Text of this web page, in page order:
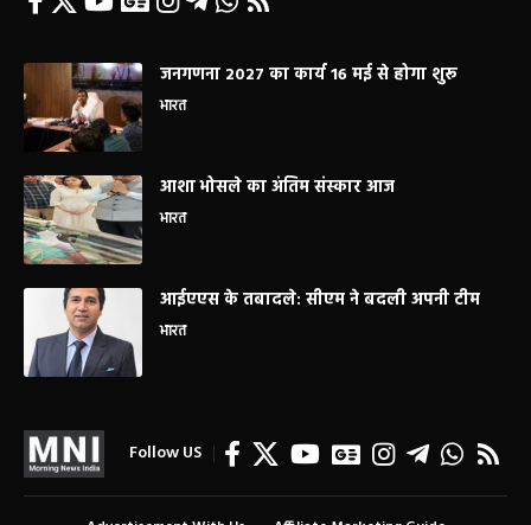
जनगणना 2027 का कार्य 16 मई से होगा शुरू
भारत
आशा भोसले का अंतिम संस्कार आज
भारत
आईएएस के तबादले: सीएम ने बदली अपनी टीम
भारत
Follow US